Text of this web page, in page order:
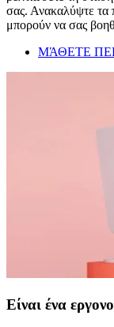
σας. Ανακαλύψτε τα
μπορούν να σας
ΜΆΘΕΤΕ
Είναι ένα